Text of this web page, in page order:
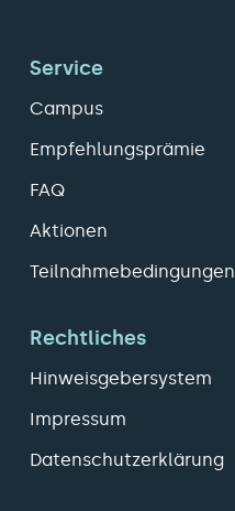
Service
Campus
Empfehlungsprämie
FAQ
Aktionen
Teilnahmebedingungen
Rechtliches
Hinweisgebersystem
Impressum
Datenschutzerklärung